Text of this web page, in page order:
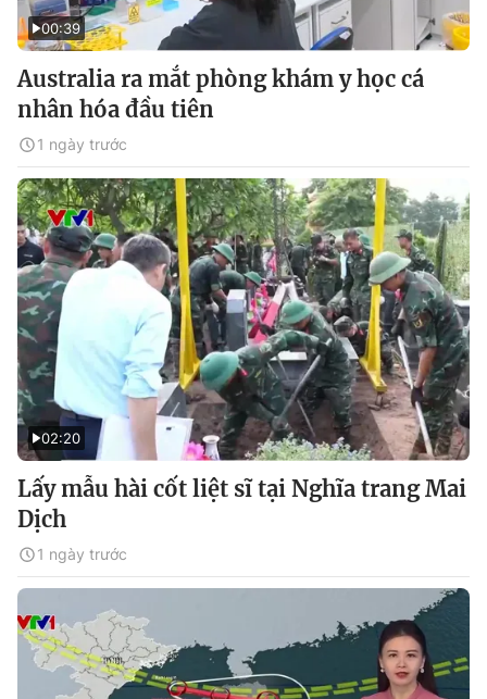
00:39
Australia ra mắt phòng khám y học cá
nhân hóa đầu tiên
1 ngày trước
02:20
Lấy mẫu hài cốt liệt sĩ tại Nghĩa trang Mai
Dịch
1 ngày trước